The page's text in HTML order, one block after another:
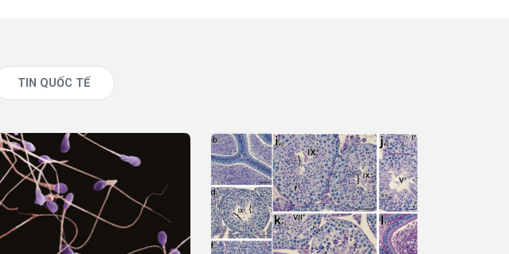
TIN QUỐC TẾ